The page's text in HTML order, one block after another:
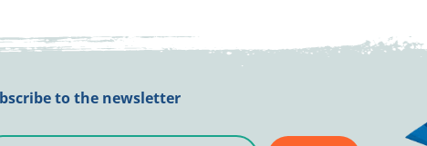
to the newsletter